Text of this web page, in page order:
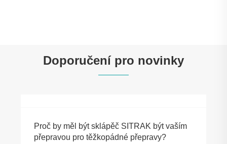
Doporučení pro novinky